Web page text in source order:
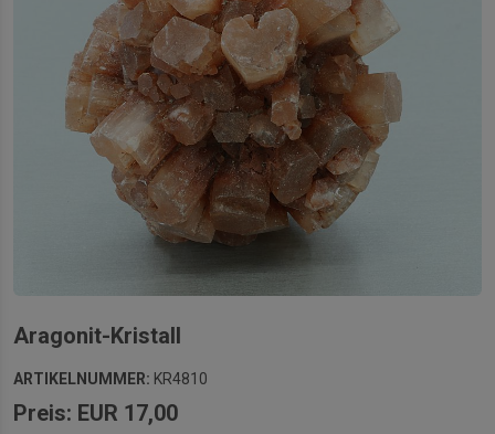
Aragonit-Kristall
ARTIKELNUMMER: KR4810
Preis: EUR 17,00